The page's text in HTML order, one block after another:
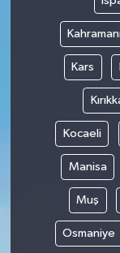
Kars
Kocaeli
Manisa
Muş
Osmaniye